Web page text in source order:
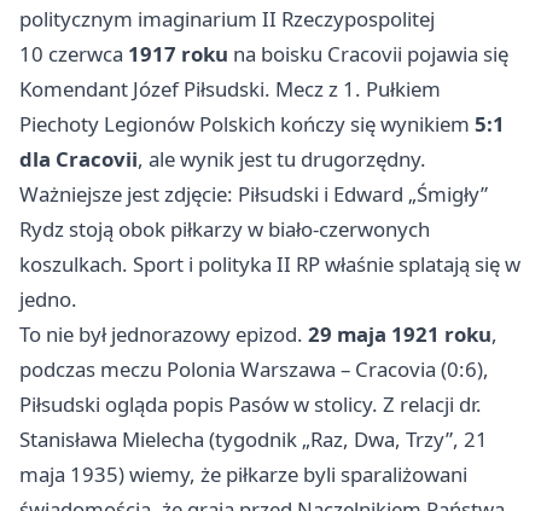
politycznym imaginarium II Rzeczypospolitej
10 czerwca 1917 roku na boisku Cracovii pojawia się
Komendant Józef Piłsudski. Mecz z 1. Pułkiem
Piechoty Legionów Polskich kończy się wynikiem 5:1
dla Cracovii, ale wynik jest tu drugorzędny.
Ważniejsze jest zdjęcie: Piłsudski i Edward „Śmigły”
Rydz stoją obok piłkarzy w biało-czerwonych
koszulkach. Sport i polityka II RP właśnie splatają się w
jedno.
To nie był jednorazowy epizod. 29 maja 1921 roku,
podczas meczu Polonia Warszawa – Cracovia (0:6),
Piłsudski ogląda popis Pasów w stolicy. Z relacji dr.
Stanisława Mielecha (tygodnik „Raz, Dwa, Trzy”, 21
maja 1935) wiemy, że piłkarze byli sparaliżowani